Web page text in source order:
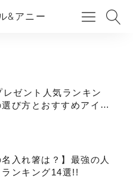
&アニー
レゼント人気ランキン
び方とおすすめアイテ
名入れ箸は？】最強の人
ンキング14選!!